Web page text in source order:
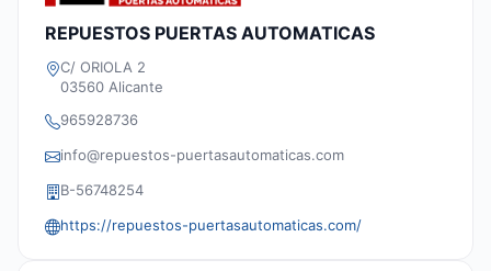
REPUESTOS PUERTAS AUTOMATICAS
C/ ORIOLA 2
03560 Alicante
965928736
info@repuestos-puertasautomaticas.com
B-56748254
https://repuestos-puertasautomaticas.com/